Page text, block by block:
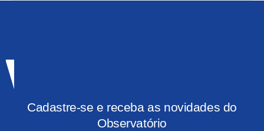
Cadastre-se e receba as novidades do
Observatório